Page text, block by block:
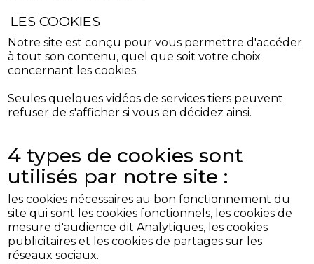
LES COOKIES
Notre site est conçu pour vous permettre d'accéder
à tout son contenu, quel que soit votre choix
concernant les cookies.
Seules quelques vidéos de services tiers peuvent
refuser de s'afficher si vous en décidez ainsi.
4 types de cookies sont
utilisés par notre site :
les cookies nécessaires au bon fonctionnement du
site qui sont les cookies fonctionnels, les cookies de
mesure d'audience dit Analytiques, les cookies
publicitaires et les cookies de partages sur les
réseaux sociaux.